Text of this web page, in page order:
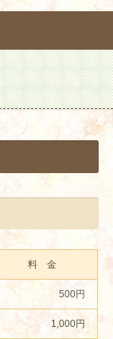
料 金
500円
1,000円